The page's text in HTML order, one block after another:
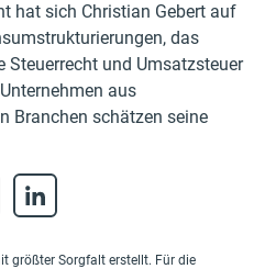
hat sich Christian Gebert auf
das
Steuerrecht und Umsatzsteuer
aus
Branchen schätzen seine
größter Sorgfalt erstellt. Für die